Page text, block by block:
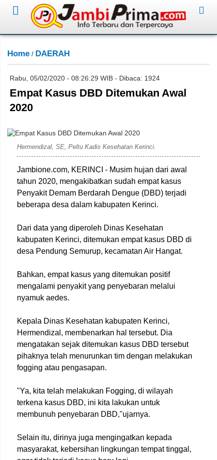
Home / DAERAH
Rabu, 05/02/2020 - 08:26:29 WIB - Dibaca: 1924
Empat Kasus DBD Ditemukan Awal
2020
Hermendizal, SE, Peltu Kadis Kesehatan Kerinci.
Jambione.com, KERINCI - Musim hujan dari awal
tahun 2020, mengakibatkan sudah empat kasus
Penyakit Demam Berdarah Dengue (DBD) terjadi
beberapa desa dalam kabupaten Kerinci.
Dari data yang diperoleh Dinas Kesehatan
kabupaten Kerinci, ditemukan empat kasus DBD di
desa Pendung Semurup, kecamatan Air Hangat.
Bahkan, empat kasus yang ditemukan positif
mengalami penyakit yang penyebaran melalui
nyamuk aedes.
Kepala Dinas Kesehatan kabupaten Kerinci,
Hermendizal, membenarkan hal tersebut. Dia
mengatakan sejak ditemukan kasus DBD tersebut
pihaknya telah menurunkan tim dengan melakukan
fogging atau pengasapan.
"Ya, kita telah melakukan Fogging, di wilayah
terkena kasus DBD, ini kita lakukan untuk
membunuh penyebaran DBD,"ujarnya.
Selain itu, dirinya juga mengingatkan kepada
masyarakat, kebersihan lingkungan tempat tinggal,